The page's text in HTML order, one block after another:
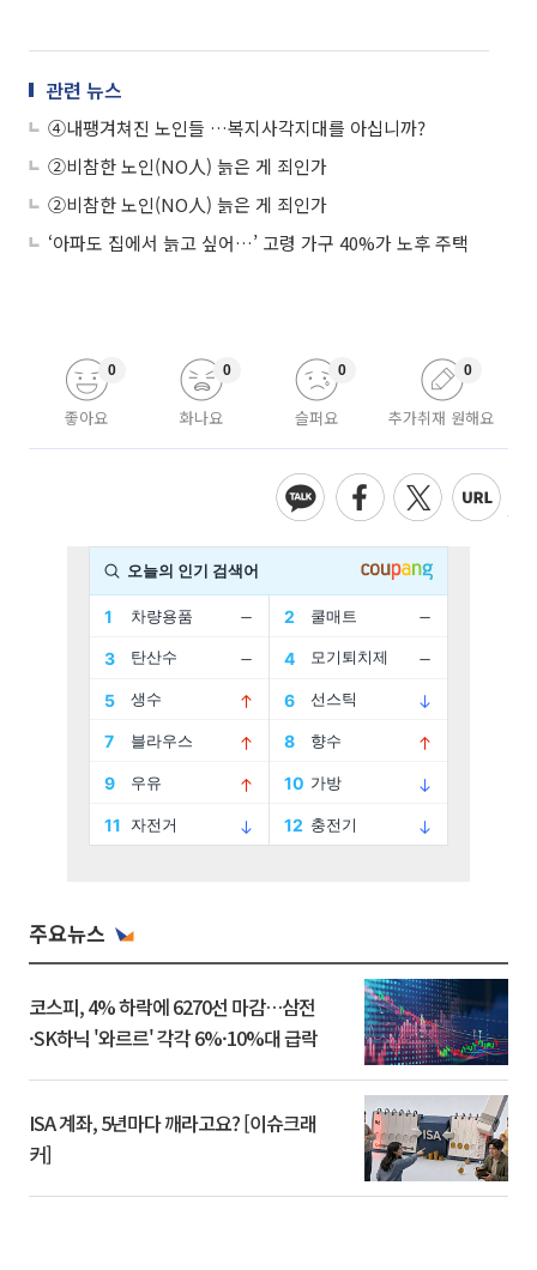
관련 뉴스
④내팽겨쳐진 노인들 …복지사각지대를 아십니까?
②비참한 노인(NO人) 늙은 게 죄인가
②비참한 노인(NO人) 늙은 게 죄인가
‘아파도 집에서 늙고 싶어…’ 고령 가구 40%가 노후 주택
좋아요
0
화나요
0
슬퍼요
0
추가취재 원해요
0
주요뉴스
코스피, 4% 하락에 6270선 마감…삼전
·SK하닉 '와르르' 각각 6%·10%대 급락
ISA 계좌, 5년마다 깨라고요? [이슈크래
커]